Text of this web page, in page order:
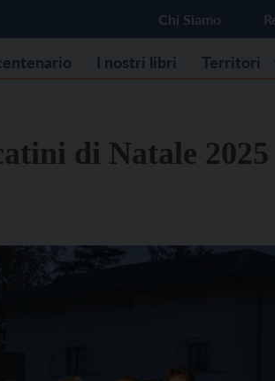
Chi Siamo
I nostri libri Territori
di Natale 2025